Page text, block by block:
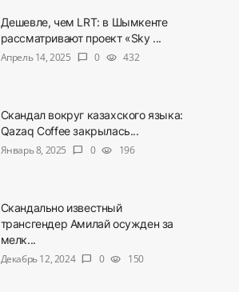
Дешевле, чем LRT: в Шымкенте
рассматривают проект «Sky ...
Апрель 14, 2025
chat_bubble 0 visibility 432
Скандал вокруг казахского языка:
Qazaq Coffee закрылась...
Январь 8, 2025
chat_bubble 0 visibility 196
Скандально известный
трансгендер Амилай осужден за
мелк...
Декабрь 12, 2024
chat_bubble 0 visibility 150